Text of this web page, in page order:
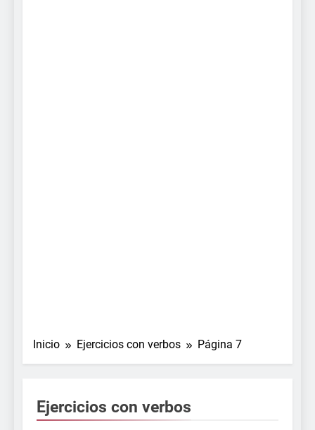
Inicio Ejercicios con verbos Página 7
Ejercicios con verbos
EJERCICIOS